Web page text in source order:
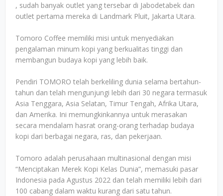
, sudah banyak outlet yang tersebar di Jabodetabek dan
outlet pertama mereka di Landmark Pluit, Jakarta Utara.
Tomoro Coffee memiliki misi untuk menyediakan
pengalaman minum kopi yang berkualitas tinggi dan
membangun budaya kopi yang lebih baik.
Pendiri TOMORO telah berkeliling dunia selama bertahun-
tahun dan telah mengunjungi lebih dari 30 negara termasuk
Asia Tenggara, Asia Selatan, Timur Tengah, Afrika Utara,
dan Amerika. Ini memungkinkannya untuk merasakan
secara mendalam hasrat orang-orang terhadap budaya
kopi dari berbagai negara, ras, dan pekerjaan.
Tomoro adalah perusahaan multinasional dengan misi
“Menciptakan Merek Kopi Kelas Dunia”, memasuki pasar
Indonesia pada Agustus 2022 dan telah memiliki lebih dari
100 cabang dalam waktu kurang dari satu tahun.